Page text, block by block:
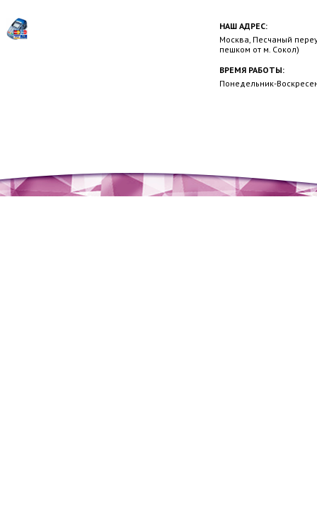
НАШ АДРЕС:
Москва, Песчаный
пешком от м. Сокол)
ВРЕМЯ РАБОТЫ:
Понедельник-